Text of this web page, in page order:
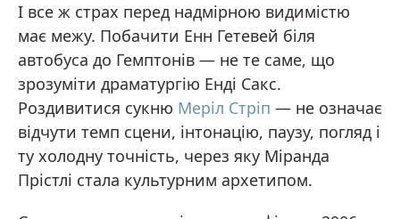
І все ж страх перед надмірною видимістю
має межу. Побачити Енн Гетевей біля
автобуса до Гемптонів — не те саме, що
зрозуміти драматургію Енді Сакс.
Роздивитися сукню Меріл Стріп — не означає
відчути темп сцени, інтонацію, паузу, погляд і
ту холодну точність, через яку Міранда
Прістлі стала культурним архетипом.